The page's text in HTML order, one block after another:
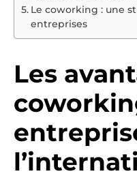
Le coworking : une
entreprises
Les